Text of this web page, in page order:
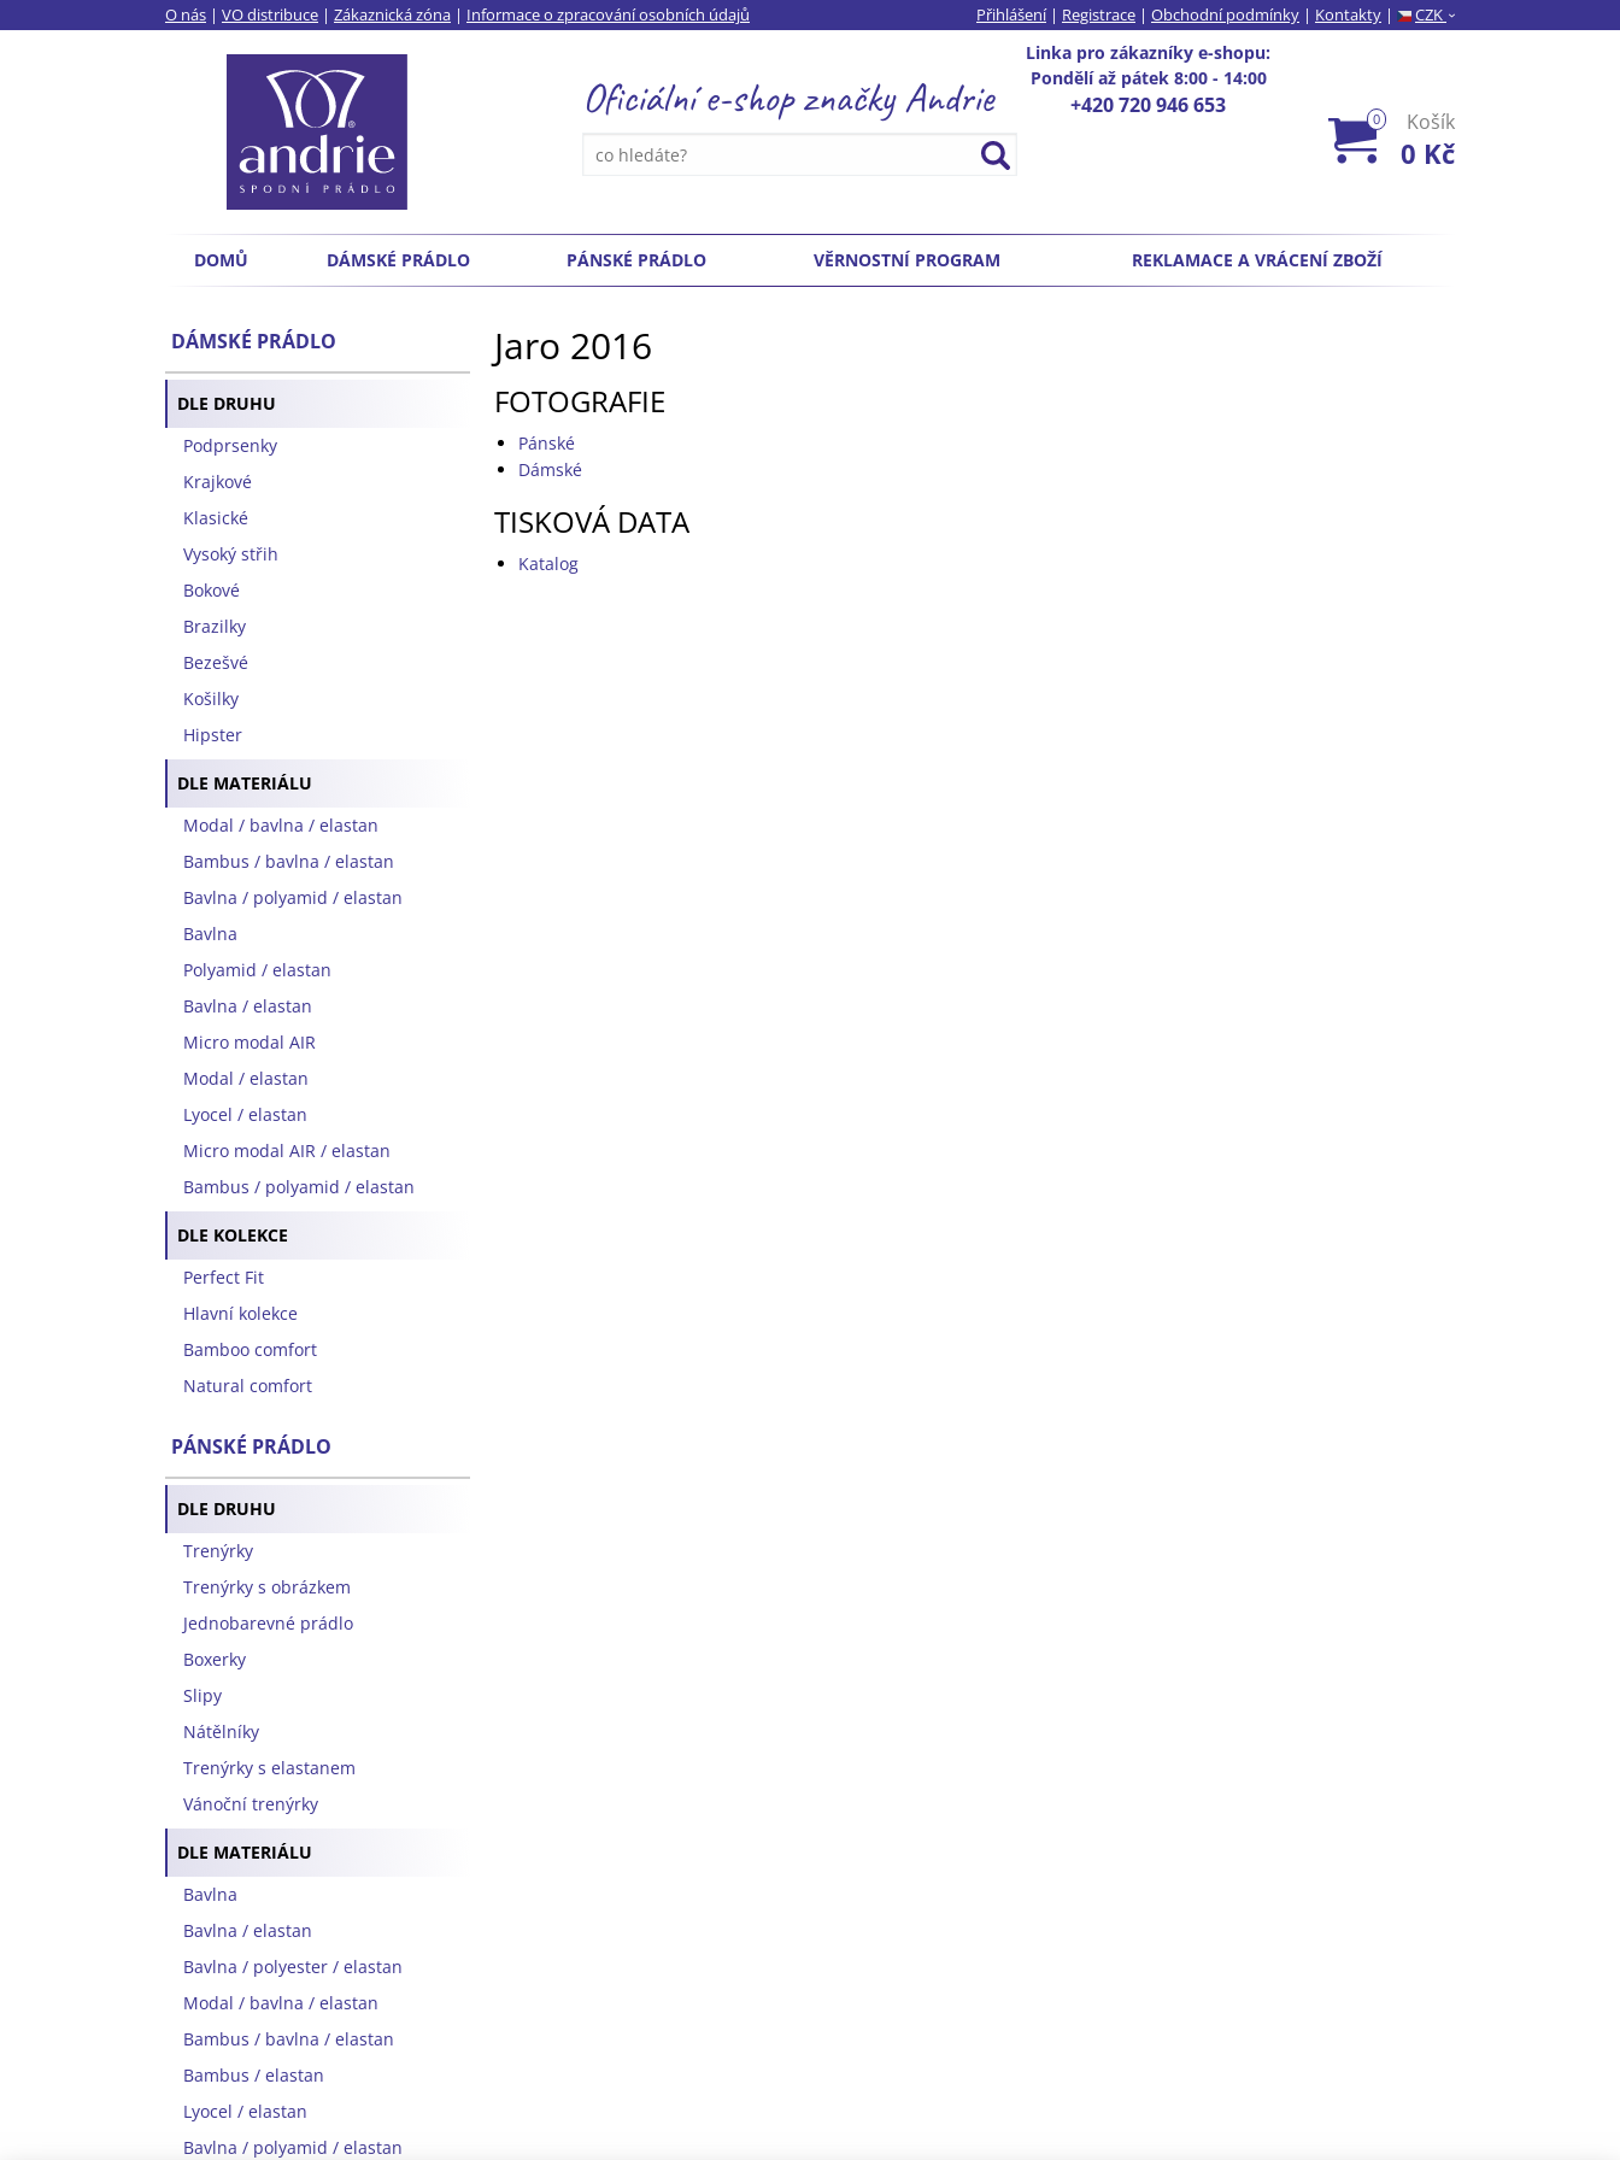
Přihlášení| Registrace | Obchodní podmínky | Kontakty | CZK ›
O nás | VO distribuce | Zákaznická zóna | Informace o zpracování osobních údajů
Oficiální e-shopznačkyAndrie Košík
0 Kč
0
Linka pro zákazníky e-shopu:
Pondělí až pátek 8:00 - 14:00
+420 720 946 653
DOMŮ DÁMSKÉ PRÁDLO PÁNSKÉ PRÁDLO VĚRNOSTNÍ PROGRAM REKLAMACE A VRÁCENÍ ZBOŽÍ
DÁMSKÉ PRÁDLO
DLE DRUHU
Podprsenky
Krajkové
Klasické
Vysoký střih
Bokové
Brazilky
Bezešvé
Košilky
Hipster
DLE MATERIÁLU
Modal / bavlna / elastan
Bambus / bavlna / elastan
Bavlna / polyamid / elastan
Bavlna
Polyamid / elastan
Bavlna / elastan
Micro modal AIR
Modal / elastan
Lyocel / elastan
Micro modal AIR / elastan
Bambus / polyamid / elastan
DLE KOLEKCE
Perfect Fit
Hlavní kolekce
Bamboo comfort
Natural comfort
PÁNSKÉ PRÁDLO
DLE DRUHU
Trenýrky
Trenýrky s obrázkem
Jednobarevné prádlo
Boxerky
Slipy
Nátělníky
Trenýrky s elastanem
Vánoční trenýrky
DLE MATERIÁLU
Bavlna
Bavlna / elastan
Bavlna / polyester / elastan
Modal / bavlna / elastan
Bambus / bavlna / elastan
Bambus / elastan
Lyocel / elastan
Bavlna / polyamid / elastan
Jaro 2016
FOTOGRAFIE
Pánské
Dámské
TISKOVÁ DATA
Katalog